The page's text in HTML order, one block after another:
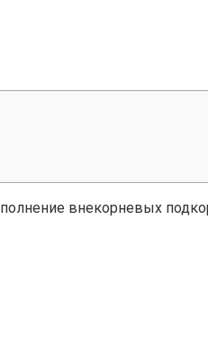
внекорневых